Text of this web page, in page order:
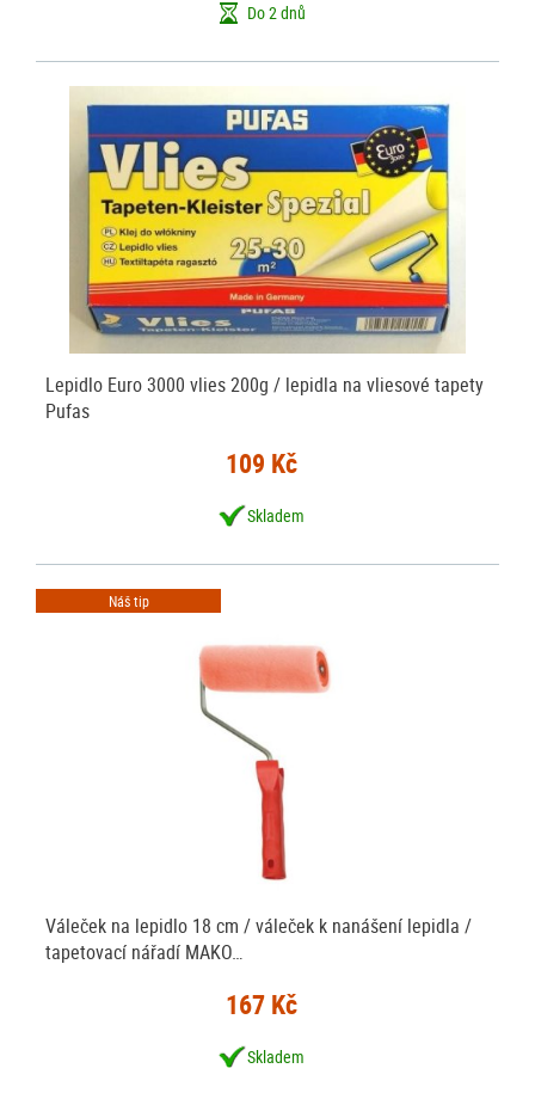
Do 2 dnů
Lepidlo Euro 3000 vlies 200g / lepidla na vliesové tapety
Pufas
109 Kč
Skladem
Náš tip
Váleček na lepidlo 18 cm / váleček k nanášení lepidla /
tapetovací nářadí MAKO…
167 Kč
Skladem